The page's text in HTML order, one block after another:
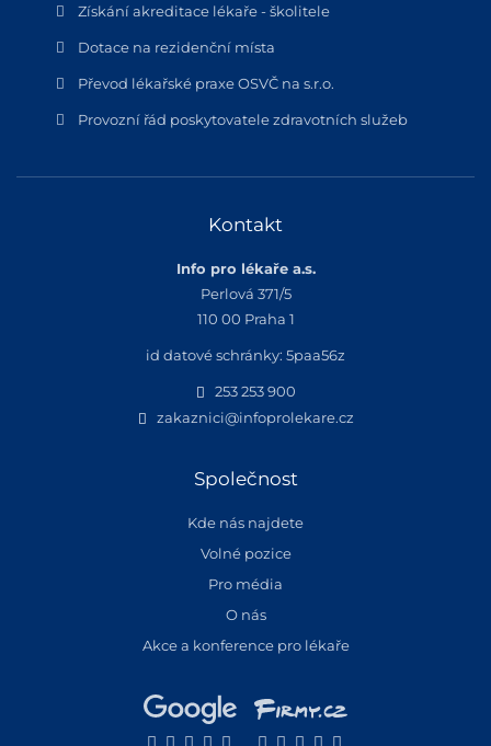
Získání akreditace lékaře - školitele
Dotace na rezidenční místa
Převod lékařské praxe OSVČ na s.r.o.
Provozní řád poskytovatele zdravotních služeb
Kontakt
Info pro lékaře a.s.
Perlová 371/5
110 00 Praha 1
id datové schránky: 5paa56z
253 253 900
zakaznici@infoprolekare.cz
Společnost
Kde nás najdete
Volné pozice
Pro média
O nás
Akce a konference pro lékaře